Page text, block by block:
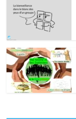
b
o
o
k
er